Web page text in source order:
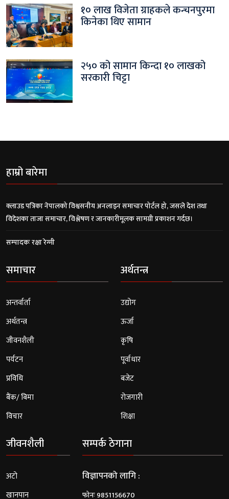
१० लाख विजेता ग्राहकले कन्चनपुरमा
किनेका थिए सामान
२५० को सामान किन्दा १० लाखको
सरकारी चिट्टा
हाम्रो बारेमा
क्लाउड पत्रिका नेपालको विश्वसनीय अनलाइन समाचार पोर्टल हो, जसले देश तथा
विदेशका ताजा समाचार, विश्लेषण र जानकारीमूलक सामग्री प्रकाशन गर्दछ।
सम्पादकः रक्षा रेग्मी
समाचार
अन्तर्वार्ता
अर्थतन्त्र
जीवनशैली
पर्यटन
प्रविधि
बैंक/ बिमा
विचार
अर्थतन्त्र
उद्योग
ऊर्जा
कृषि
पूर्वाधार
बजेट
रोजगारी
शिक्षा
जीवनशैली
अटो
खानपान
सम्पर्क ठेगाना
विज्ञापनको लागि :
फोनः 9851156670